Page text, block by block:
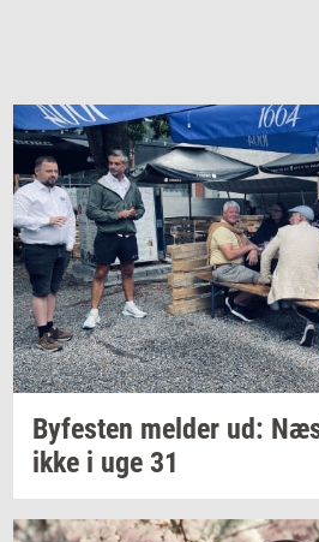
By­fe­sten mel­der ud:
ikke i uge 31